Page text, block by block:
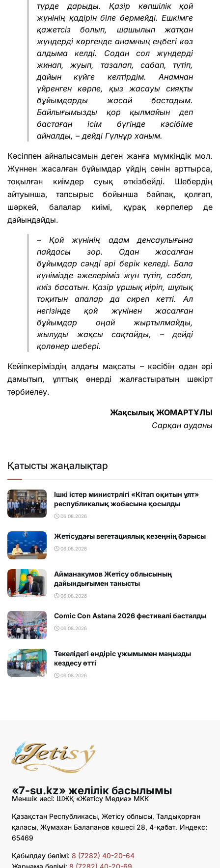
түрде дарыды. Қазір көпшілік қой
жүнінің қадірін біле бермейді. Ешкімге
қажетсіз болып, шашылып жатқан
жүндерді көргенде анамның еңбегі көз
алдыма келді. Содан сол жүндерді
жинап, жуып, тазалап, сабап, түтіп,
дайын күйге келтірдім. Анамнан
үйренген көрпе, қыз жасауы сияқты
бұйымдарды жасай бастадым.
Байлығымызды қор қылмайын деп
бастаған ісім бүгінде кәсібіме
айналды, – дейді Гүлнұр ханым.
Кәсіппен айналысамын деген жанға мүмкіндік мол.
Жүннен жасалған бұйымдар үйдің сәнін арттырса,
тоқылған киімдер суық өткізбейді. Шебердің
айтуынша, тапсырыс бойынша байпақ, қолғап,
шәркей, балалар киімі, құрақ көрпелер де
дайындайды.
– Қой жүнінің адам денсаулығына
пайдасы зор. Одан жасалған
бұйымдар сәнді әрі берік келеді. Бала
күнімізде әжелеріміз жүн түтіп, сабап,
киіз басатын. Қазір ұршық иіріп, шұлық
тоқитын апалар да сиреп кетті. Ал
негізінде қой жүнінен жасалған
бұйымдар оңай жыртылмайды,
жылуды жақсы сақтайды, – дейді
қолөнер шебері.
Кейіпкеріміздің алдағы мақсаты – кәсібін одан әрі
дамытып, ұлттық өнерді жалғастыратын шәкірт
тәрбиелеу.
Жақсылық ЖОМАРТҰЛЫ
Сарқан ауданы
Қатысты жаңалықтар
Ішкі істер министрлігі «Кітап оқитын ұлт»
республикалық жобасына қосылды
06.08.2026
Жетісудағы вегетациялық кезеңнің барысы
06.08.2026
Айманакумов Жетісу облысының
дайындығымен танысты
06.08.2026
Comic Con Astana 2026 фестивалi басталды
06.08.2026
Текелідегі өндіріс ұжымымен маңызды
кездесу өтті
06.08.2026
«7-su.kz» желілік басылымы
Меншік иесі: ШЖҚ «Жетісу Медиа» МКК
Қазақстан Республикасы, Жетісу облысы, Талдықорған
қаласы, Жұмахан Балапанов көшесі 28, 4-қабат. Индекс:
65469
Қабылдау бөлімі: 8 (7282) 40-20-64
Жарнама бөлімі: 8 (7282) 40-20-69